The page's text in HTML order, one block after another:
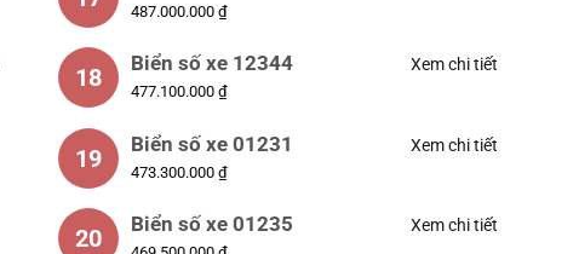
487.000.000 ₫
18 Biển số xe 12344
477.100.000 ₫
Xem chi tiết
19 Biển số xe 01231
473.300.000 ₫
Xem chi tiết
20 Biển số xe 01235 Xem chi tiết